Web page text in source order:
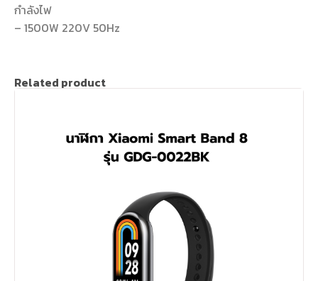
กำลังไฟ
– 1500W 220V 50Hz
Related product